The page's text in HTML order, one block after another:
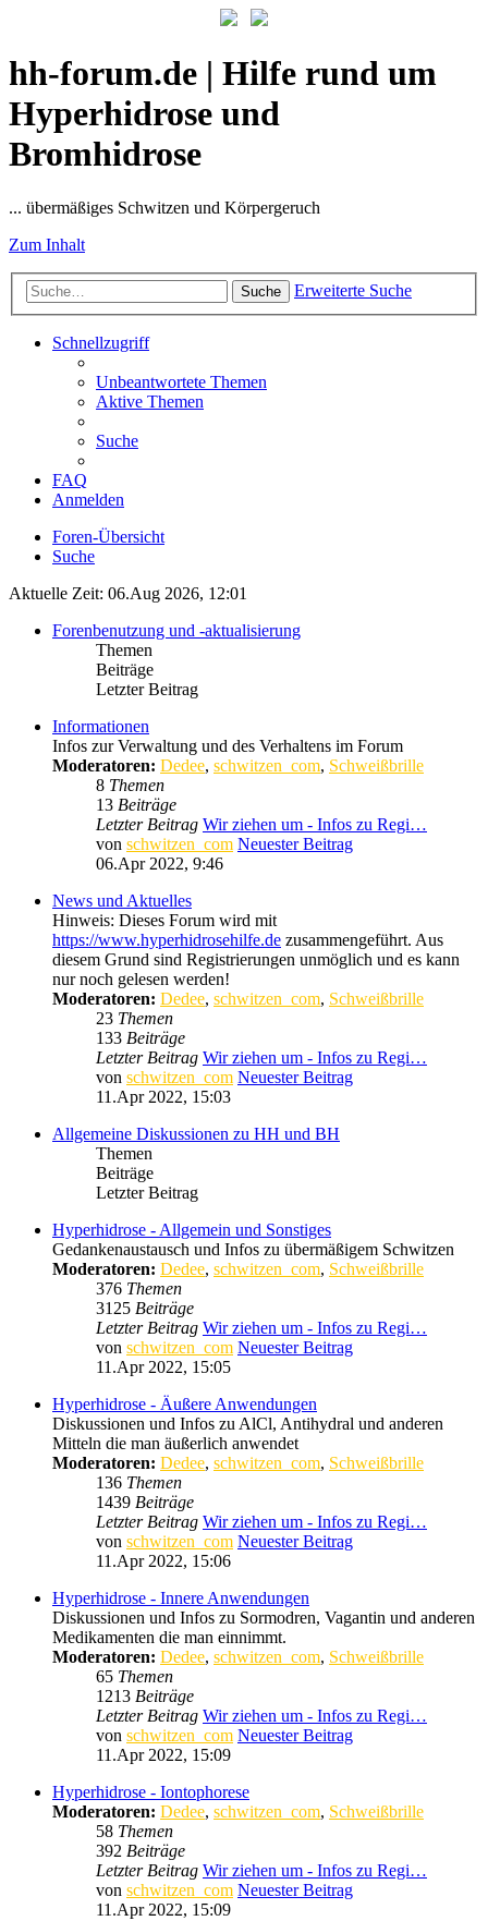
hh-forum.de | Hilfe rund um
Hyperhidrose und
Bromhidrose
... übermäßiges Schwitzen und Körpergeruch
Zum Inhalt
Suche Erweiterte Suche
Schnellzugriff
Unbeantwortete Themen
Aktive Themen
Suche
FAQ
Anmelden
Foren-Übersicht
Suche
Aktuelle Zeit: 06.Aug 2026, 12:01
Forenbenutzung und -aktualisierung
Themen
Beiträge
Letzter Beitrag
Informationen
Infos zur Verwaltung und des Verhaltens im Forum
Moderatoren: Dedee, schwitzen_com, Schweißbrille
8 Themen
13 Beiträge
Letzter Beitrag Wir ziehen um - Infos zu Regi…
von schwitzen_com Neuester Beitrag
06.Apr 2022, 9:46
News und Aktuelles
Hinweis: Dieses Forum wird mit
https://www.hyperhidrosehilfe.de zusammengeführt. Aus
diesem Grund sind Registrierungen unmöglich und es kann
nur noch gelesen werden!
Moderatoren: Dedee, schwitzen_com, Schweißbrille
23 Themen
133 Beiträge
Letzter Beitrag Wir ziehen um - Infos zu Regi…
von schwitzen_com Neuester Beitrag
11.Apr 2022, 15:03
Allgemeine Diskussionen zu HH und BH
Themen
Beiträge
Letzter Beitrag
Hyperhidrose - Allgemein und Sonstiges
Gedankenaustausch und Infos zu übermäßigem Schwitzen
Moderatoren: Dedee, schwitzen_com, Schweißbrille
376 Themen
3125 Beiträge
Letzter Beitrag Wir ziehen um - Infos zu Regi…
von schwitzen_com Neuester Beitrag
11.Apr 2022, 15:05
Hyperhidrose - Äußere Anwendungen
Diskussionen und Infos zu AlCl, Antihydral und anderen
Mitteln die man äußerlich anwendet
Moderatoren: Dedee, schwitzen_com, Schweißbrille
136 Themen
1439 Beiträge
Letzter Beitrag Wir ziehen um - Infos zu Regi…
von schwitzen_com Neuester Beitrag
11.Apr 2022, 15:06
Hyperhidrose - Innere Anwendungen
Diskussionen und Infos zu Sormodren, Vagantin und anderen
Medikamenten die man einnimmt.
Moderatoren: Dedee, schwitzen_com, Schweißbrille
65 Themen
1213 Beiträge
Letzter Beitrag Wir ziehen um - Infos zu Regi…
von schwitzen_com Neuester Beitrag
11.Apr 2022, 15:09
Hyperhidrose - Iontophorese
Moderatoren: Dedee, schwitzen_com, Schweißbrille
58 Themen
392 Beiträge
Letzter Beitrag Wir ziehen um - Infos zu Regi…
von schwitzen_com Neuester Beitrag
11.Apr 2022, 15:09